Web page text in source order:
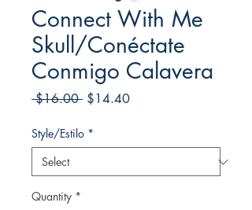
Connect With Me
Skull/Conéctate
Conmigo Calavera
$16.00 Regular
$14.40Sale
Style/Estilo *
Quantity *